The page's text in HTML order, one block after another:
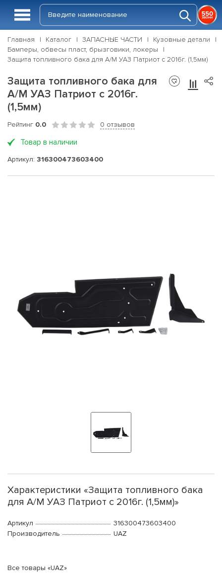
Главная Каталог ЗАПАСНЫЕ ЧАСТИ
Кузовные детали
Бамперы, обвесы пласт, брызговики, локеры
Защита топливного бака для А/М УАЗ Патриот с 2016г. (1,5мм)
Защита топливного бака для
А/М УАЗ Патриот с 2016г.
(1,5мм)
Рейтинг 0.0 0 отзывов
Товар в наличии
Артикул: 316300473603400
Характеристики «Защита топливного бака
для А/М УАЗ Патриот с 2016г. (1,5мм)»
Артикул
316300473603400
Производитель
UAZ
Все товары «UAZ»